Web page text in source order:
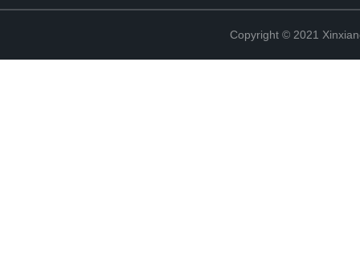
Copyright © 2021